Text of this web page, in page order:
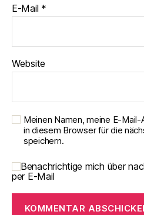
E-Mail *
Website
Meinen Namen, meine E-
in diesem Browser für die
speichern.
Benachrichtige mich über
per E-Mail